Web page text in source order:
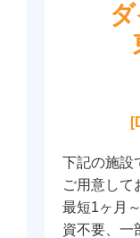
下記の施設
ご用意して
最短1ヶ月
資不要、一